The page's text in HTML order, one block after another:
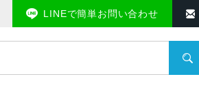
LINEで簡単お問い合わせ